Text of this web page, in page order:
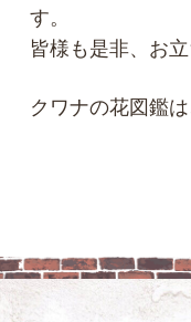
す。
皆様も是非、お立
クワナの花図鑑は